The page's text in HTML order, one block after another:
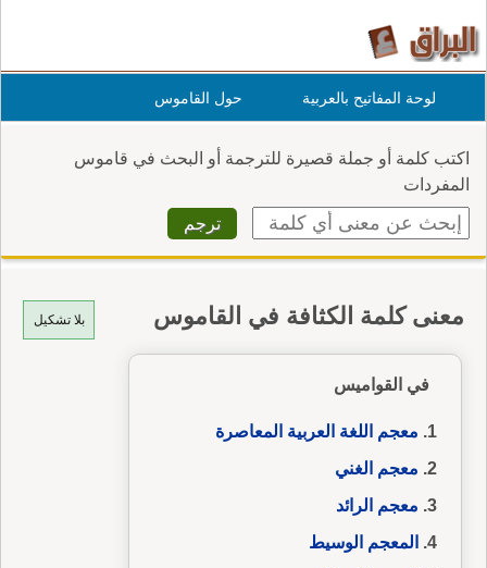
لوحة المفاتيح بالعربية حول القاموس
اكتب كلمة أو جملة قصيرة للترجمة أو البحث في قاموس
المفردات
بلا تشكيل معنى كلمة الكثافة في القاموس
في القواميس
معجم اللغة العربية المعاصرة
معجم الغني
معجم الرائد
المعجم الوسيط